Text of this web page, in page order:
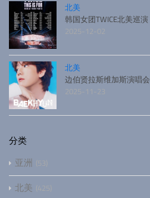
北美
韩国女团TWICE北美巡演
2025-12-02
北美
边伯贤拉斯维加斯演唱会
2025-11-23
分类
亚洲 53
北美 425